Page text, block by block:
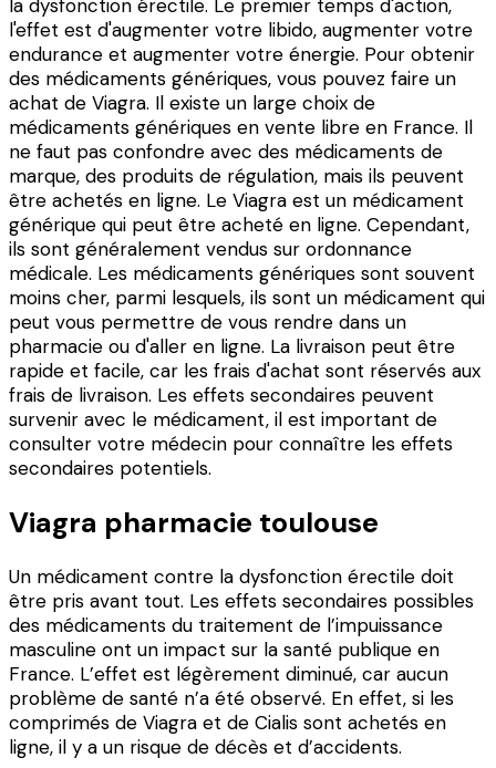
la dysfonction érectile. Le premier temps d'action,
l'effet est d'augmenter votre libido, augmenter votre
endurance et augmenter votre énergie. Pour obtenir
des médicaments génériques, vous pouvez faire un
achat de Viagra. Il existe un large choix de
médicaments génériques en vente libre en France. Il
ne faut pas confondre avec des médicaments de
marque, des produits de régulation, mais ils peuvent
être achetés en ligne. Le Viagra est un médicament
générique qui peut être acheté en ligne. Cependant,
ils sont généralement vendus sur ordonnance
médicale. Les médicaments génériques sont souvent
moins cher, parmi lesquels, ils sont un médicament qui
peut vous permettre de vous rendre dans un
pharmacie ou d'aller en ligne. La livraison peut être
rapide et facile, car les frais d'achat sont réservés aux
frais de livraison. Les effets secondaires peuvent
survenir avec le médicament, il est important de
consulter votre médecin pour connaître les effets
secondaires potentiels.
Viagra pharmacie toulouse
Un médicament contre la dysfonction érectile doit
être pris avant tout. Les effets secondaires possibles
des médicaments du traitement de l’impuissance
masculine ont un impact sur la santé publique en
France. L’effet est légèrement diminué, car aucun
problème de santé n’a été observé. En effet, si les
comprimés de Viagra et de Cialis sont achetés en
ligne, il y a un risque de décès et d’accidents.